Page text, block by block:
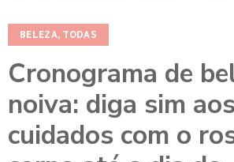
BELEZA, TODAS
Cronograma de
noiva: diga sim
cuidados com o